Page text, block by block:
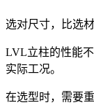
选对尺寸，比选
LVL立柱的性能
实际工况。
在选型时，需要重